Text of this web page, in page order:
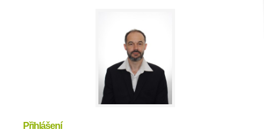
Přihlášení